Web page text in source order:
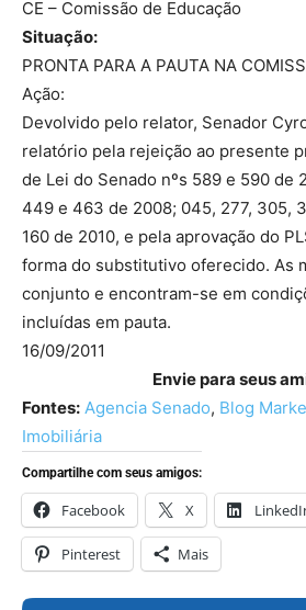
CE – Comissão de Educação
Situação:
PRONTA PARA A PAUTA NA
Ação:
Devolvido pelo relator, Senador
relatório pela rejeição ao presente
de Lei do Senado nºs 589 e 590 de
449 e 463 de 2008; 045, 277, 305,
160 de 2010, e pela aprovação do
forma do substitutivo oferecido. As
conjunto e encontram-se em
incluídas em pauta.
16/09/2011
Envie para seus
Fontes: Agencia Senado, Blog
Imobiliária
Compartilhe com seus amigos:
Facebook X
Pinterest Mais